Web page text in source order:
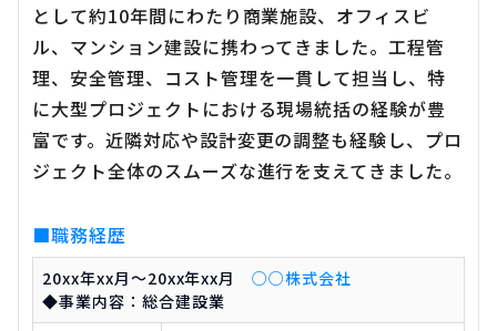
として約10年間にわたり商業施設、オフィスビ
ル、マンション建設に携わってきました。工程管
理、安全管理、コスト管理を一貫して担当し、特
に大型プロジェクトにおける現場統括の経験が豊
富です。近隣対応や設計変更の調整も経験し、プロ
ジェクト全体のスムーズな進行を支えてきました。
■職務経歴
20xx年xx月～20xx年xx月
○○株式会社
◆事業内容：総合建設業